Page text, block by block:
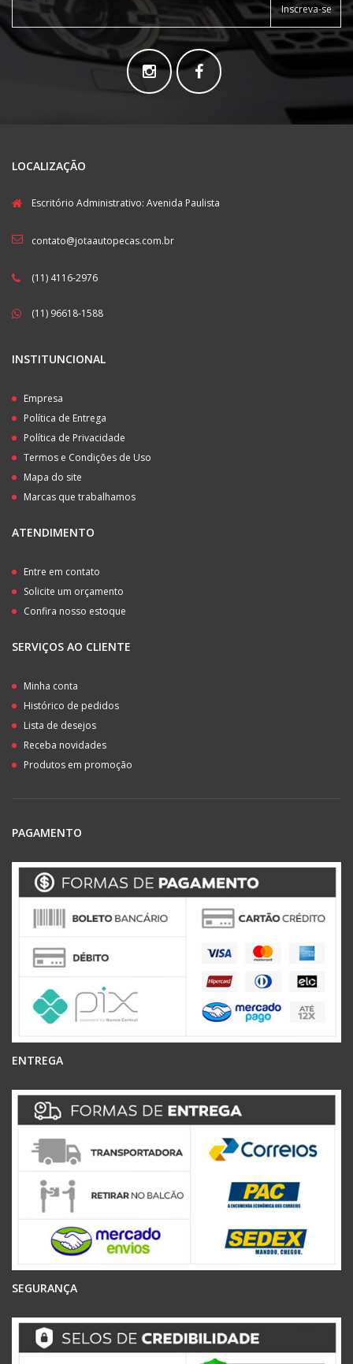
Inscreva-se
LOCALIZAÇÃO
Escritório Administrativo: Avenida Paulista
contato@jotaautopecas.com.br
(11) 4116-2976
(11) 96618-1588
INSTITUNCIONAL
Empresa
Política de Entrega
Política de Privacidade
Termos e Condições de Uso
Mapa do site
Marcas que trabalhamos
ATENDIMENTO
Entre em contato
Solicite um orçamento
Confira nosso estoque
SERVIÇOS AO CLIENTE
Minha conta
Histórico de pedidos
Lista de desejos
Receba novidades
Produtos em promoção
PAGAMENTO
ENTREGA
SEGURANÇA